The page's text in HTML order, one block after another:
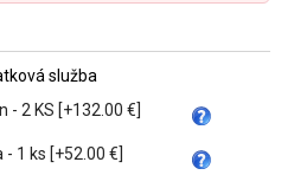
služba
- 2 KS [+132.00 €]
1 ks [+52.00 €]